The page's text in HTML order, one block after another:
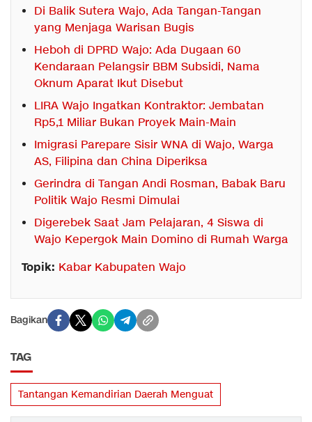
Di Balik Sutera Wajo, Ada Tangan-Tangan
yang Menjaga Warisan Bugis
Heboh di DPRD Wajo: Ada Dugaan 60
Kendaraan Pelangsir BBM Subsidi, Nama
Oknum Aparat Ikut Disebut
LIRA Wajo Ingatkan Kontraktor: Jembatan
Rp5,1 Miliar Bukan Proyek Main-Main
Imigrasi Parepare Sisir WNA di Wajo, Warga
AS, Filipina dan China Diperiksa
Gerindra di Tangan Andi Rosman, Babak Baru
Politik Wajo Resmi Dimulai
Digerebek Saat Jam Pelajaran, 4 Siswa di
Wajo Kepergok Main Domino di Rumah Warga
Topik: Kabar Kabupaten Wajo
Bagikan
TAG
Tantangan Kemandirian Daerah Menguat